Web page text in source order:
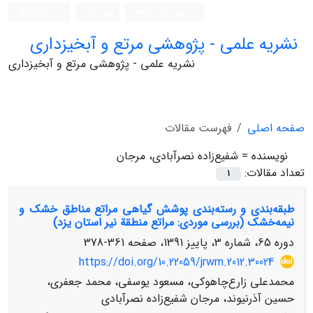
نشریه علمی - پژوهشی مرتع و آبخیزداری
نشریه علمی - پژوهشی مرتع و آبخیزداری
صفحه اصلی
فهرست مقالات
نویسنده = شفیع‌زاده نصرآبادی، مرجان
تعداد مقالات:
1
طبقه‌بندی و رسته‌بندی پوشش گیاهی مراتع مناطق خشک و
نیمه‌خشک (بررسی موردی: مراتع منطقة نیر استان یزد)
دوره 65، شماره 3، پاییز 1391، صفحه
361-378
https://doi.org/10.22059/jrwm.2012.30024
محمدعلی زارع‌چاهوکی، مسعود یوسفی، محمد جعفری،
حسین آذرنیوند، مرجان شفیع‌زاده نصرآبادی